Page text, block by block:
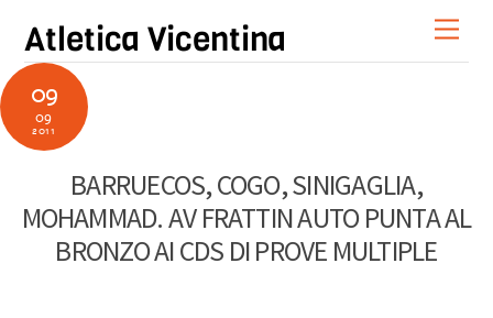
content
Atletica Vicentina
09
09
2011
BARRUECOS, COGO, SINIGAGLIA,
MOHAMMAD. AV FRATTIN AUTO PUNTA AL
BRONZO AI CDS DI PROVE MULTIPLE